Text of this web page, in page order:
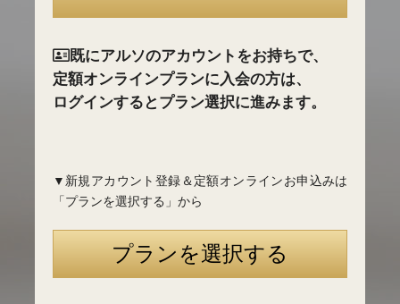
既にアルソのアカウントをお持ちで、
定額オンラインプランに入会の方は、
ログインするとプラン選択に進みます。
▼新規アカウント登録＆定額オンラインお申込みは
「プランを選択する」から